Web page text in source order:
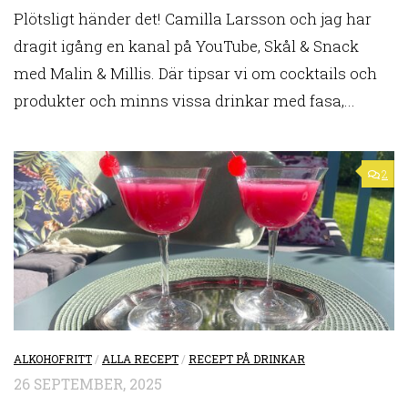
Plötsligt händer det! Camilla Larsson och jag har
dragit igång en kanal på YouTube, Skål & Snack
med Malin & Millis. Där tipsar vi om cocktails och
produkter och minns vissa drinkar med fasa,...
2
ALKOHOFRITT / ALLA RECEPT /RECEPT PÅ DRINKAR
26 SEPTEMBER, 2025